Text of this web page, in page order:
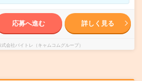
応募へ進む 詳しく見る
式会社バイトレ（キャムコムグループ）